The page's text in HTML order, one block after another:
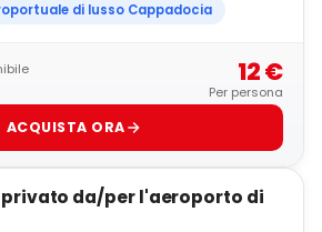
di lusso Cappadocia
12 €
Per persona
ACQUISTA ORA
5
da/per l'aeroporto di